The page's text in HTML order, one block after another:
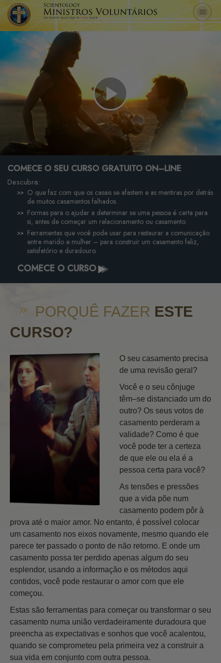
Play
Video
COMECE O SEU CURSO GRATUITO ON–LINE
Descubra:
O que faz com que os casais se afastem e as mentiras por detrás
de muitos casamentos falhados.
Formas para o ajudar a determinar se uma pessoa é certa para
si, antes de começar um relacionamento ou casamento.
Ferramentas que você pode usar para restaurar a comunicação
entre marido e mulher – para construir um casamento feliz,
satisfatório e duradouro.
COMECE O CURSO
PORQUÊ FAZER ESTE
CURSO?
O seu casamento precisa
de uma revisão geral?
Você e o seu cônjuge
têm–se distanciado um do
outro? Os seus votos de
casamento perderam a
validade? Como é que
você pode ter a certeza
de que ele ou ela é a
pessoa certa para você?
As tensões e pressões
que a vida põe num
casamento podem pôr à
prova até o maior amor. No entanto, é possível colocar
um casamento nos eixos novamente, mesmo quando ele
parece ter passado o ponto de não retorno. E onde um
casamento possa ter perdido apenas algum do seu
esplendor, usando a informação e os métodos aqui
contidos, você pode restaurar o amor com que ele
começou.
Estas são ferramentas para começar ou transformar o seu
casamento numa união verdadeiramente duradoura que
preencha as expectativas e sonhos que você acalentou,
quando se comprometeu pela primeira vez a construir a
sua vida em conjunto com outra pessoa.